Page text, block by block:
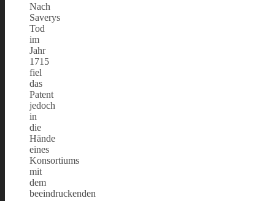
Nach
Saverys
Tod
im
Jahr
1715
fiel
das
Patent
jedoch
in
die
Hände
eines
Konsortiums
mit
dem
beeindruckenden